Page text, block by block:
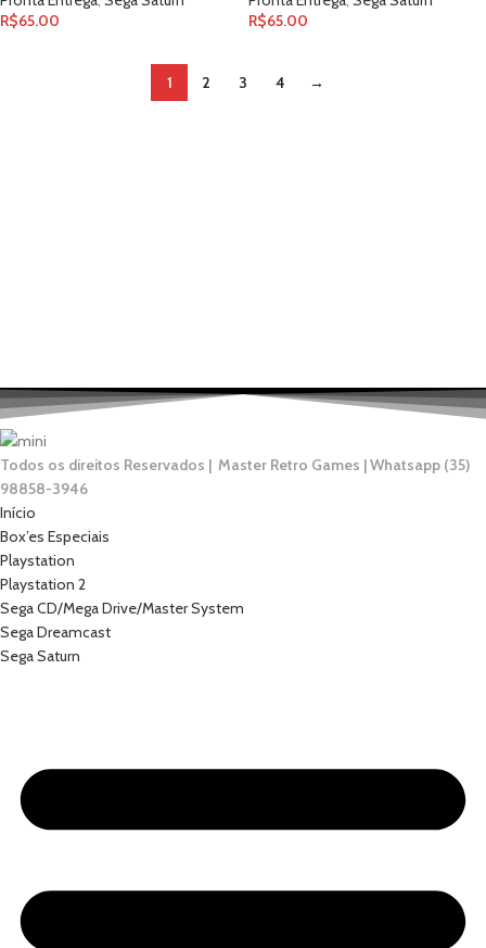
R$65.00
R$65.00
1 2 3 4 →
Todos os direitos Reservados | Master Retro Games | Whatsapp (35)
98858-3946
Início
Box’es Especiais
Playstation
Playstation 2
Sega CD/Mega Drive/Master System
Sega Dreamcast
Sega Saturn